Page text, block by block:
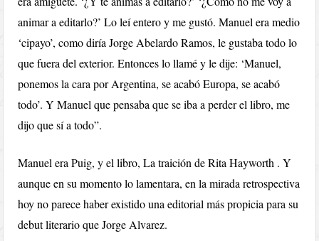
animar a editarlo?’ Lo leí entero y me gustó. Manuel era medio
‘cipayo’, como diría Jorge Abelardo Ramos, le gustaba todo lo
que fuera del exterior. Entonces lo llamé y le dije: ‘Manuel,
ponemos la cara por Argentina, se acabó Europa, se acabó
todo’. Y Manuel que pensaba que se iba a perder el libro, me
dijo que sí a todo”.
Manuel era Puig, y el libro, La traición de Rita Hayworth . Y
aunque en su momento lo lamentara, en la mirada retrospectiva
hoy no parece haber existido una editorial más propicia para su
debut literario que Jorge Alvarez.